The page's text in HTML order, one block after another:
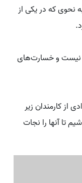
نحوی که در یکی از
نیست و خسارت‌های
از کارمندان زیر
تا آنها را نجات